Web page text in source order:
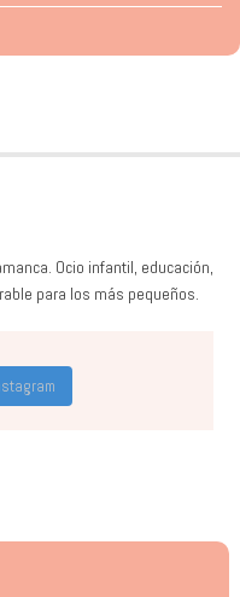
Ocio infantil, educación,
para los más pequeños.